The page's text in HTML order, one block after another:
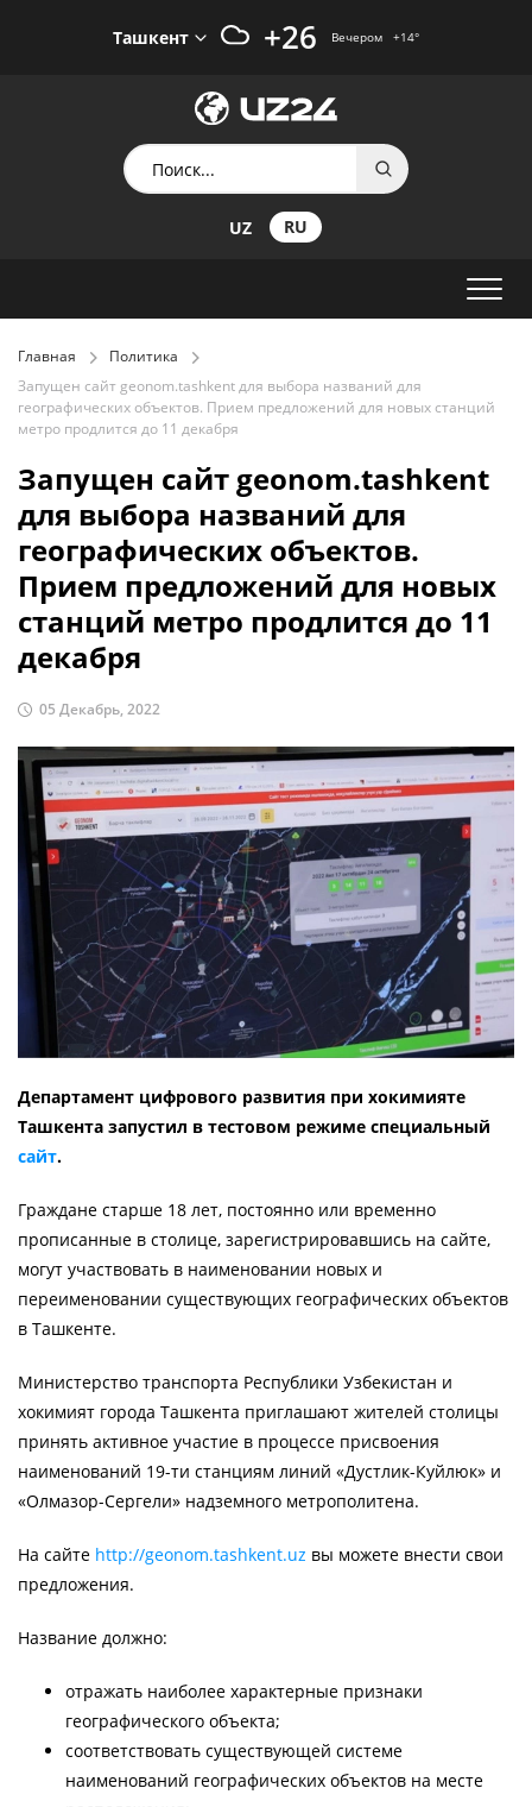
Ташкент +26 Вечером +14°
UZ RU
Главная
Политика
Запущен сайт geonom.tashkent для выбора названий для
географических объектов. Прием предложений для новых станций
метро продлится до 11 декабря
Запущен сайт geonom.tashkent
для выбора названий для
географических объектов.
Прием предложений для новых
станций метро продлится до 11
декабря
05 Декабрь, 2022
Департамент цифрового развития при хокимияте
Ташкента запустил в тестовом режиме специальный
сайт.
Граждане старше 18 лет, постоянно или временно
прописанные в столице, зарегистрировавшись на сайте,
могут участвовать в наименовании новых и
переименовании существующих географических объектов
в Ташкенте.
Министерство транспорта Республики Узбекистан и
хокимият города Ташкента приглашают жителей столицы
принять активное участие в процессе присвоения
наименований 19-ти станциям линий «Дустлик-Куйлюк» и
«Олмазор-Сергели» надземного метрополитена.
На сайте http://geonom.tashkent.uz вы можете внести свои
предложения.
Название должно:
отражать наиболее характерные признаки
географического объекта;
соответствовать существующей системе
наименований географических объектов на месте